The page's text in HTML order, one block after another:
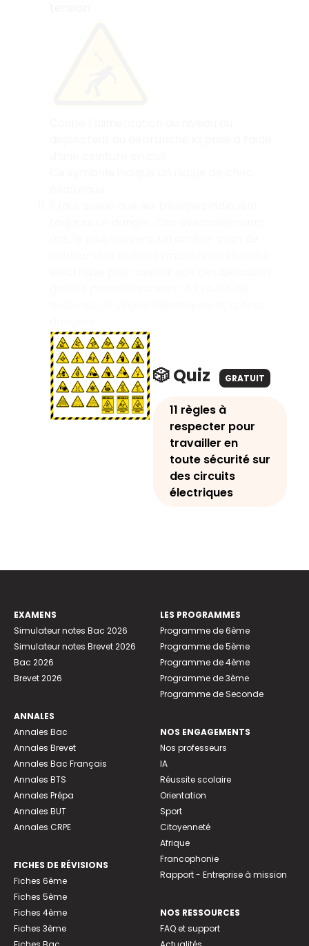
🎲 Quiz GRATUIT
11 règles à
respecter pour
travailler en
toute sécurité sur
des circuits
électriques
EXAMENS
Simulateur notes Bac 2026
Simulateur notes Brevet 2026
Bac 2026
Brevet 2026
ANNALES
Annales Bac
Annales Brevet
Annales Bac Français
Annales BTS
Annales Prépa
Annales BUT
Annales CRPE
FICHES DE RÉVISIONS
Fiches 6ème
Fiches 5ème
Fiches 4ème
Fiches 3ème
LES PROGRAMMES
Programme de 6ème
Programme de 5ème
Programme de 4ème
Programme de 3ème
Programme de Seconde
NOS ENGAGEMENTS
Nos professeurs
IA
Réussite scolaire
Orientation
Sport
Citoyenneté
Afrique
Francophonie
Rapport - Entreprise à mission
NOS RESSOURCES
FAQ et support